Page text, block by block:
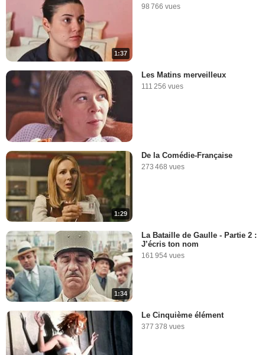
1:37
98 766 vues
Les Matins merveilleux
111 256 vues
1:29
De la Comédie-Française
273 468 vues
1:34
La Bataille de Gaulle - Partie 2 :
J’écris ton nom
161 954 vues
Le Cinquième élément
377 378 vues